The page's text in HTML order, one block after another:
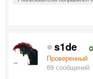
s1de
Проверенный
69 сообщений